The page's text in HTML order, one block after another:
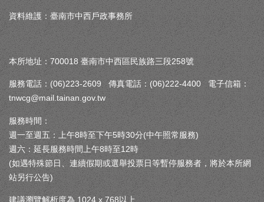
資料維護：臺南市中西戶政事務所
本所地址：700018 臺南市中西區民族路三段258號
服務電話：(06)223-2609 傳真電話：(06)222-4400 電子信箱：
tnwcg@mail.tainan.gov.tw
服務時間：
週一至週五：上午8時至下午5時30分(中午照常服務)
週六：延長服務時間上午8時至12時
(如遇特殊節日、連續假期或選舉投票日等暫停服務者，將於本所網
站另行公告)
建議瀏覽解析度為 1024 x 768以上